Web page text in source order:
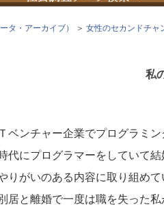
タ・アーカイブ） ＞ 女性のセカンドチャ
私
ンチャー企業でプログラミ
代にプログラマーをしていて
りがいのある内容に取り組め
と離婚で一度は職を失った